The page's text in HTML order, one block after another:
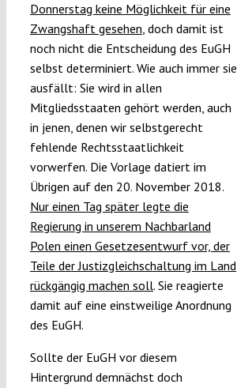
Donnerstag keine Möglichkeit für eine
Zwangshaft gesehen, doch damit ist
noch nicht die Entscheidung des EuGH
selbst determiniert. Wie auch immer sie
ausfällt: Sie wird in allen
Mitgliedsstaaten gehört werden, auch
in jenen, denen wir selbstgerecht
fehlende Rechtsstaatlichkeit
vorwerfen. Die Vorlage datiert im
Übrigen auf den 20. November 2018.
Nur einen Tag später legte die
Regierung in unserem Nachbarland
Polen einen Gesetzesentwurf vor, der
Teile der Justizgleichschaltung im Land
rückgängig machen soll. Sie reagierte
damit auf eine einstweilige Anordnung
des EuGH.
Sollte der EuGH vor diesem
Hintergrund demnächst doch